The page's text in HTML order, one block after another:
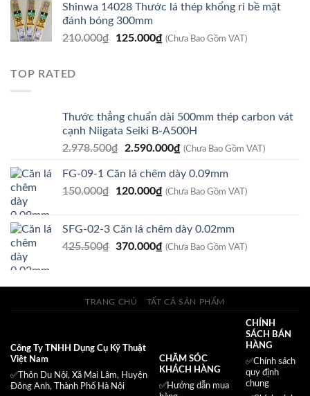
là:
800.000₫.
tại
540.000₫.
Shinwa 14028 Thước lá thép khổng rỉ bề mặt
đánh bóng 300mm
210.000₫
Giá
125.000₫Giá
(Chưa Bao Gồm VAT)
TOP RATED
Thước thẳng chuẩn dài 500mm thép carbon vát
cạnh Niigata Seiki B-A500H
2.978.500₫
Giá
là:
2.978.500₫.
2.590.000₫Giá
tại
là:
(Chưa Bao Gồm VAT)
FG-09-1 Căn lá chêm dày 0.09mm
150.000₫
Giá
150.000₫.
120.000₫Giá
là:
120.000₫.
(Chưa Bao Gồm VAT)
SFG-02-3 Căn lá chêm dày 0.02mm
425.500₫ Giá
425.500₫.
370.000₫Giá
là:
370.000₫.
(Chưa Bao Gồm VAT)
TRANG CHỦ TẤT CẢ SẢN PHẨM
Công Ty TNHH Dụng Cụ Kỹ Thuật
Việt Nam
✅Thôn Du Nội, Xã Mai Lâm, Huyện
Đông Anh, Thành Phố Hà Nội
CHĂM SÓC
KHÁCH HÀNG
✅Hướng dẫn mua
CHÍNH
SÁCH BÁN
HÀNG
✅Chính sách
quy định
chung